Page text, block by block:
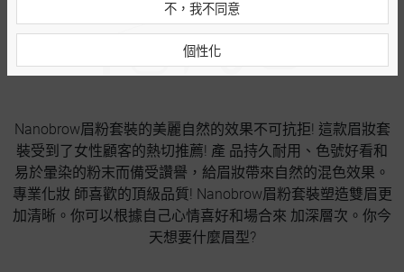
Nanobrow眉粉套裝的美麗自然的效果不可抗拒! 這款眉妝套
裝受到了女性顧客的熱切推薦! 產 品持久耐用、色號好看和
易於暈染的粉末而備受讚譽，給眉妝帶來自然的混色效果。
專業化妝 師喜歡的頂級品質! Nanobrow眉粉套裝塑造雙眉更
加清晰。你可以根據自己心情喜好和場合來 加深層次。你今
天想要什麼眉型?
不，我不同意
個性化